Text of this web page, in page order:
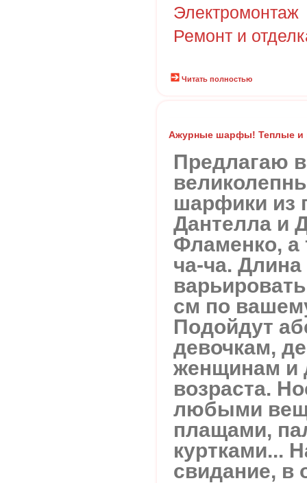
Электромонтаж
Ремонт и
Читать полностью
Ажурные шарфы! Теплые и
Предлагаю
шарфики из
Дантелла и
Фламенко, а
ча-ча.
см по
Подойдут
девочкам,
женщинам и
возраста.
любыми
плащами,
куртками...
свидание, в